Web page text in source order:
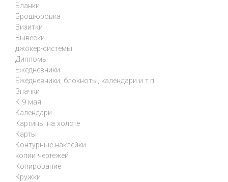
Бланки
Брошюровка
Визитки
Вывески
джокер-системы
Дипломы
Ежедневники
Ежедневники, блокноты, календари и т.п.
Значки
К 9 мая
Календари
Картины на холсте
Карты
Контурные наклейки
копии чертежей
Копирование
Кружки